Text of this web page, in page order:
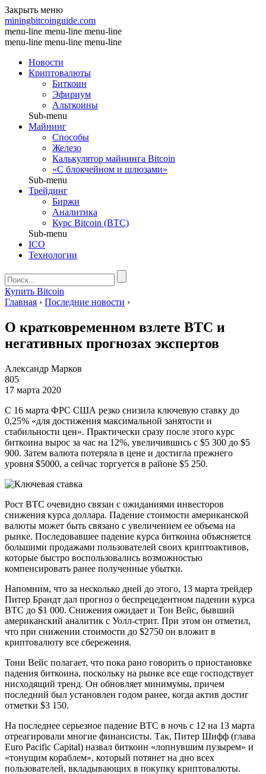
Закрыть меню
miningbitcoinguide.com
menu-line menu-line menu-line
menu-line menu-line menu-line
Новости
Криптовалюты
Биткоин
Эфириум
Альткоины
Sub-menu
Майнинг
Способы
Железо
Калькулятор майнинга Bitcoin
«С блокчейном и шлюзами»
Sub-menu
Трейдинг
Биржи
Аналитика
Курс Bitcoin (BTC)
Sub-menu
ICO
Технологии
Купить Bitcoin
Главная › Последние новости ›
О кратковременном взлете BTC и
негативных прогнозах экспертов
Александр Марков
805
17 марта 2020
С 16 марта ФРС США резко снизила ключевую ставку до
0,25% «для достижения максимальной занятости и
стабильности цен». Практически сразу после этого курс
биткоина вырос за час на 12%, увеличившись с $5 300 до $5
900. Затем валюта потеряла в цене и достигла прежнего
уровня $5000, а сейчас торгуется в районе $5 250.
Рост BTC очевидно связан с ожиданиями инвесторов
снижения курса доллара. Падение стоимости американской
валюты может быть связано с увеличением ее объема на
рынке. Последовавшее падение курса биткоина объясняется
большими продажами пользователей своих криптоактивов,
которые быстро воспользовались возможностью
компенсировать ранее полученные убытки.
Напомним, что за несколько дней до этого, 13 марта трейдер
Питер Брандт дал прогноз о беспрецедентном падении курса
BTC до $1 000. Снижения ожидает и Тон Вейс, бывший
американский аналитик с Уолл-стрит. При этом он отметил,
что при снижении стоимости до $2750 он вложит в
криптовалюту все сбережения.
Тони Вейс полагает, что пока рано говорить о приостановке
падения биткоина, поскольку на рынке все еще господствует
нисходящий тренд. Он обновляет минимумы, причем
последний был установлен годом ранее, когда актив достиг
отметки $3 150.
На последнее серьезное падение BTC в ночь с 12 на 13 марта
отреагировали многие финансисты. Так, Питер Шифф (глава
Euro Pacific Capital) назвал биткоин «лопнувшим пузырем» и
«тонущим кораблем», который потянет на дно всех
пользователей, вкладывающих в покупку криптовалюты.